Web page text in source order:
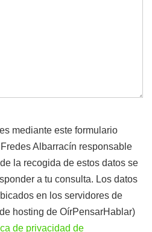
mediante este formulario
Albarracín responsable
la recogida de estos datos se
a tu consulta. Los datos
en los servidores de
hosting de OírPensarHablar)
de privacidad de